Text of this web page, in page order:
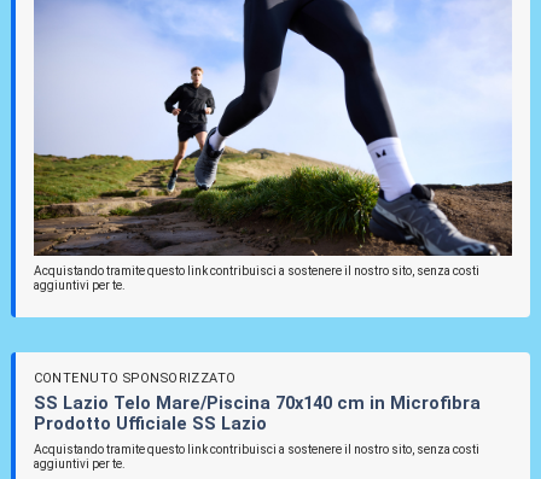
Acquistando tramite questo link contribuisci a sostenere il nostro sito, senza costi
aggiuntivi per te.
CONTENUTO SPONSORIZZATO
SS Lazio Telo Mare/Piscina 70x140 cm in Microfibra
Prodotto Ufficiale SS Lazio
Acquistando tramite questo link contribuisci a sostenere il nostro sito, senza costi
aggiuntivi per te.